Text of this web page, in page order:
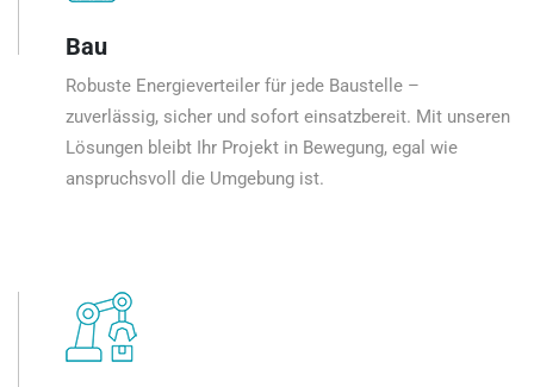
Bau
Robuste Energieverteiler für jede Baustelle –
zuverlässig, sicher und sofort einsatzbereit. Mit unseren
Lösungen bleibt Ihr Projekt in Bewegung, egal wie
anspruchsvoll die Umgebung ist.